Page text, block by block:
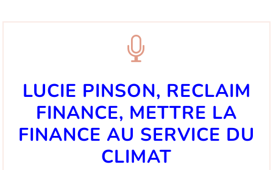

LUCIE PINSON, RECLAIM
FINANCE, METTRE LA
FINANCE AU SERVICE DU
CLIMAT